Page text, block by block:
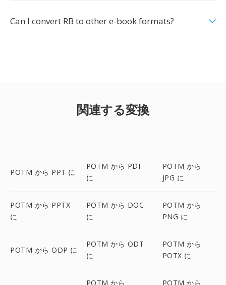
Can I convert RB to other e-book formats?
関連する変換
POTM から PPT に
POTM から PDF
に
POTM から
JPG に
POTM から PPTX
に
POTM から DOC
に
POTM から
PNG に
POTM から ODP に
POTM から ODT
に
POTM から
POTX に
POTM から
POTM から